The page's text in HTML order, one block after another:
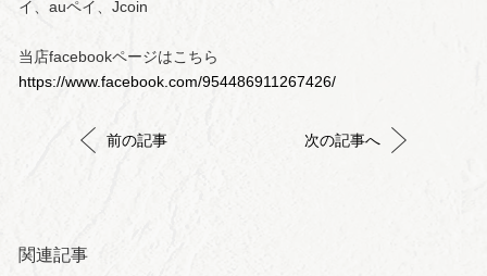
イ、auペイ、Jcoin
当店facebookページはこちら
https://www.facebook.com/954486911267426/
前の記事 次の記事へ
関連記事